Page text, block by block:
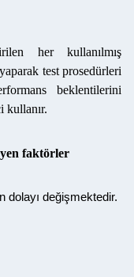
her kullanılmış
test prosedürleri
beklentilerini
kullanır.
faktörler
dolayı değişmektedir.